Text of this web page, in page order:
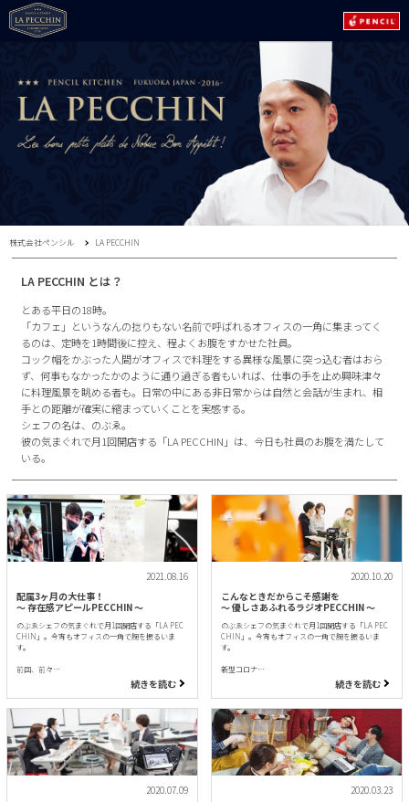
株式会社ペンシル LA PECCHIN
LA PECCHIN とは？
とある平日の18時。
「カフェ」というなんの捻りもない名前で呼ばれるオフィスの一角に集まってく
るのは、定時を1時間後に控え、程よくお腹をすかせた社員。
コック帽をかぶった人間がオフィスで料理をする異様な風景に突っ込む者はおら
ず、何事もなかったかのように通り過ぎる者もいれば、仕事の手を止め興味津々
に料理風景を眺める者も。日常の中にある非日常からは自然と会話が生まれ、相
手との距離が確実に縮まっていくことを実感する。
シェフの名は、のぶゑ。
彼の気まぐれで月1回開店する「LA PECCHIN」は、今日も社員のお腹を満たして
いる。
2021.08.16
配属3ヶ月の大仕事！
〜 存在感アピールPECCHIN 〜
のぶゑシェフの気まぐれで月1回開店する「LA PEC
CHIN」。今宵もオフィスの一角で腕を振るいま
す。
前回、前々…
続きを読む
2020.10.20
こんなときだからこそ感謝を
〜 優しさあふれるラジオPECCHIN 〜
のぶゑシェフの気まぐれで月1回開店する「LA PEC
CHIN」。今宵もオフィスの一角で腕を振るいま
す。
新型コロナ…
続きを読む
2020.07.09
2020.03.23